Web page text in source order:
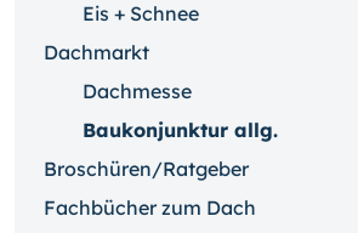
Eis + Schnee
Dachmarkt
Dachmesse
Baukonjunktur allg.
Broschüren/Ratgeber
Fachbücher zum Dach